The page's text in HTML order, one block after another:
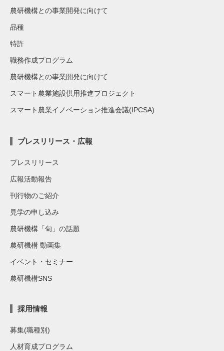
農研機構との事業開発に向けて
品種
特許
職務作成プログラム
農研機構との事業開発に向けて
スマート農業施設供用推進プロジェクト
スマート農業イノベーション推進会議(IPCSA)
プレスリリース・広報
プレスリリース
広報活動報告
刊行物のご紹介
見学の申し込み
農研機構「旬」の話題
農研機構 動画集
イベント・セミナー
農研機構SNS
採用情報
募集(職種別)
人材育成プログラム